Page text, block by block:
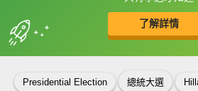
了解詳情
收錄佳句
Presidential Election 總統大選